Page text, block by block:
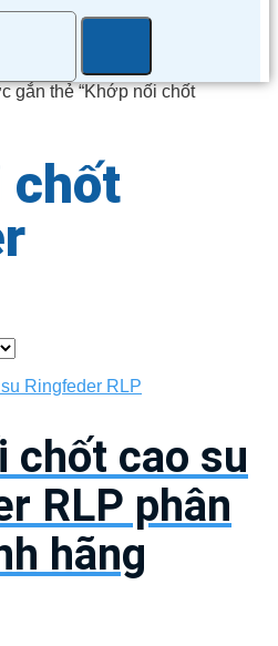
gắn thẻ “Khớp nối chốt
chốt
chốt cao su
RLP phân
hãng